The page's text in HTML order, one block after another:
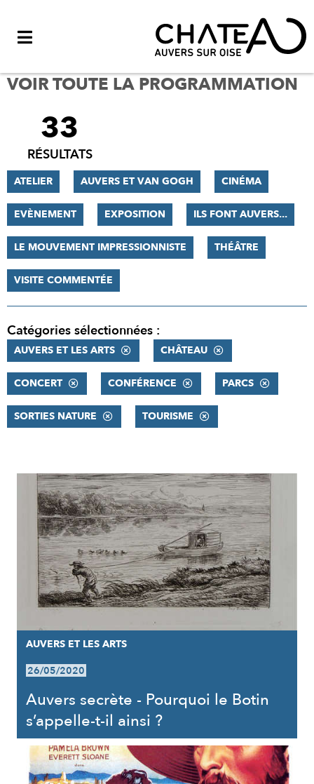
VOIR TOUTE LA PROGRAMMATION
FILTRER
RÉSULTATS
33
RÉSULTATS
ATELIER AUVERS ET VAN GOGH CINÉMA
EVÈNEMENT EXPOSITION ILS FONT AUVERS...
LE MOUVEMENT IMPRESSIONNISTE THÉÂTRE
VISITE COMMENTÉE
Catégories sélectionnées :
AUVERS ET LES ARTS CHÂTEAU
CONCERT CONFÉRENCE PARCS
SORTIES NATURE TOURISME
RÉSULTATS
AUVERS ET LES ARTS
26/05/2020
Auvers secrète - Pourquoi le Botin
s’appelle-t-il ainsi ?